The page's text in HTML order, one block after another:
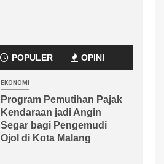
POPULER OPINI
EKONOMI
Program Pemutihan Pajak
Kendaraan jadi Angin
Segar bagi Pengemudi
Ojol di Kota Malang